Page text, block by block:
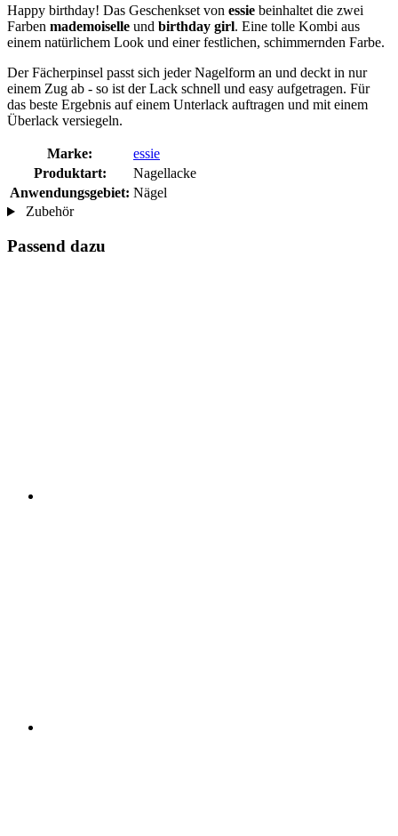
Happy birthday! Das Geschenkset von essie beinhaltet die zwei
Farben mademoiselle und birthday girl. Eine tolle Kombi aus
einem natürlichem Look und einer festlichen, schimmernden Farbe.
Der Fächerpinsel passt sich jeder Nagelform an und deckt in nur
einem Zug ab - so ist der Lack schnell und easy aufgetragen. Für
das beste Ergebnis auf einem Unterlack auftragen und mit einem
Überlack versiegeln.
Marke:
essie
Produktart:
Nagellacke
Anwendungsgebiet: Nägel
Zubehör
Passend dazu